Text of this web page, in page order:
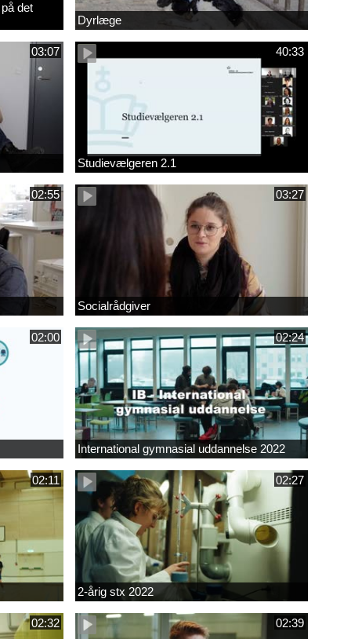
det
Dyrlæge
03:07 40:33
Studievælgeren 2.1
02:55 03:27
Socialrådgiver
02:00 02:24
International gymnasial uddannelse 2022
02:11 02:27
2-årig stx 2022
02:32 02:39